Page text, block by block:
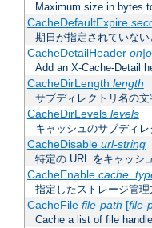
Maximum size in bytes
CacheDefaultExpire
期日が指定されていな
CacheDetailHeader
Add an X-Cache-Detail
CacheDirLength length
サブディレクトリ名の文
CacheDirLevels levels
キャッシュのサブディ
CacheDisable url-string
特定の URL をキャッシ
CacheEnable
指定したストレージ管
CacheFile file-path [file-
Cache a list of file